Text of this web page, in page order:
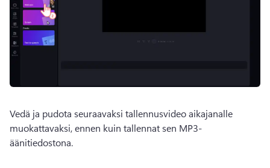
Vedä ja pudota seuraavaksi tallennusvideo aikajanalle
muokattavaksi, ennen kuin tallennat sen MP3-
äänitiedostona.